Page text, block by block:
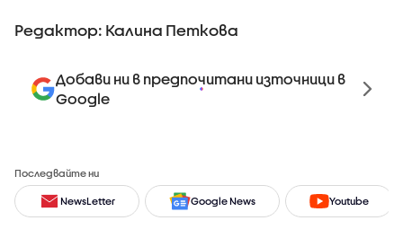
Редактор: Калина Петкова
Добави ни в предпочитани източници в
Google
Последвайте ни
NewsLetter Google News Youtube